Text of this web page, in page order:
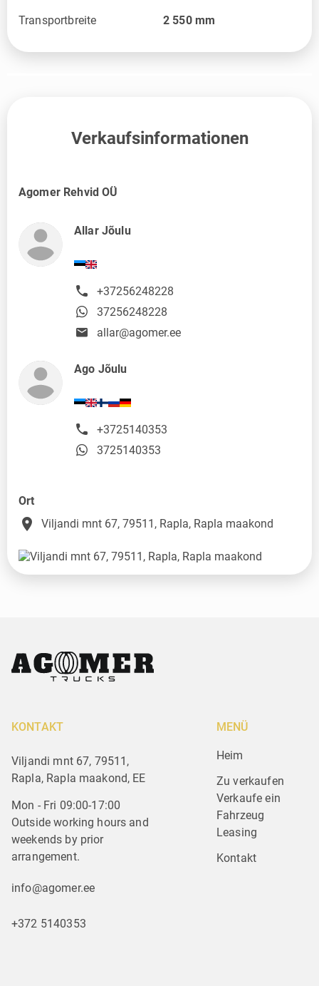
Transportbreite 2 550 mm
Verkaufsinformationen
Agomer Rehvid OÜ
Allar Jõulu
+37256248228
37256248228
allar@agomer.ee
Ago Jõulu
+3725140353
3725140353
Ort
place Viljandi mnt 67, 79511, Rapla, Rapla maakond
KONTAKT
Viljandi mnt 67, 79511,
Rapla, Rapla maakond, EE
Mon - Fri 09:00-17:00
Outside working hours and
weekends by prior
arrangement.
info@agomer.ee
+372 5140353
MENÜ
Heim
Zu verkaufen
Verkaufe ein
Fahrzeug
Leasing
Kontakt